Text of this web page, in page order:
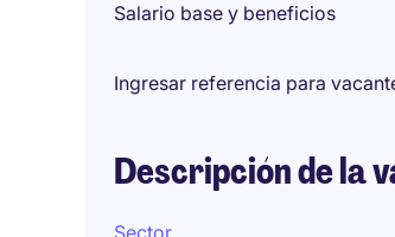
Salario base y beneficios
Ingresar referencia para
Descripción de la
Sector